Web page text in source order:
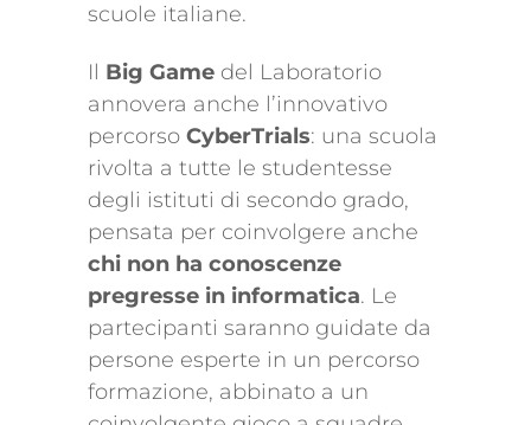
scuole italiane.
Il Big Game del Laboratorio
annovera anche l’innovativo
percorso CyberTrials: una scuola
rivolta a tutte le studentesse
degli istituti di secondo grado,
pensata per coinvolgere anche
chi non ha conoscenze
pregresse in informatica. Le
partecipanti saranno guidate da
persone esperte in un percorso
formazione, abbinato a un